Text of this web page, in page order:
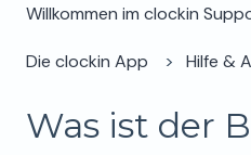
Willkommen im clockin
Die clockin App Hilfe &
Was ist der